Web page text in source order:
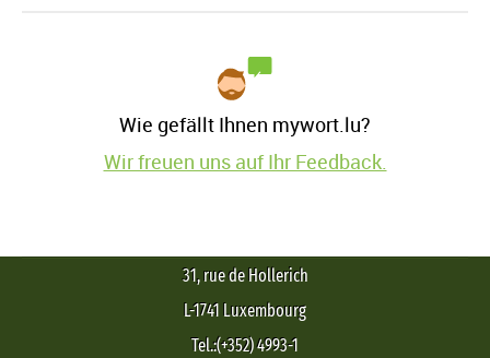
Wie gefällt Ihnen mywort.lu?
Wir freuen uns auf Ihr Feedback.
31, rue de Hollerich
L-1741 Luxembourg
Tel.:(+352) 4993-1